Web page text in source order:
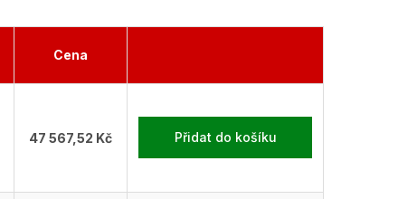
Cena
47 567,52 Kč Přidat do košíku